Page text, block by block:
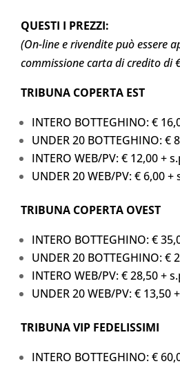
QUESTI I PREZZI:
(On-line e rivendite può essere
commissione carta di credito di
TRIBUNA COPERTA EST
INTERO BOTTEGHINO: €
UNDER 20 BOTTEGHINO: €
INTERO WEB/PV: € 12,00 +
UNDER 20 WEB/PV: € 6,00 +
TRIBUNA COPERTA OVEST
INTERO BOTTEGHINO: €
UNDER 20 BOTTEGHINO: €
INTERO WEB/PV: € 28,50 +
UNDER 20 WEB/PV: € 13,50
TRIBUNA VIP FEDELISSIMI
INTERO BOTTEGHINO: €